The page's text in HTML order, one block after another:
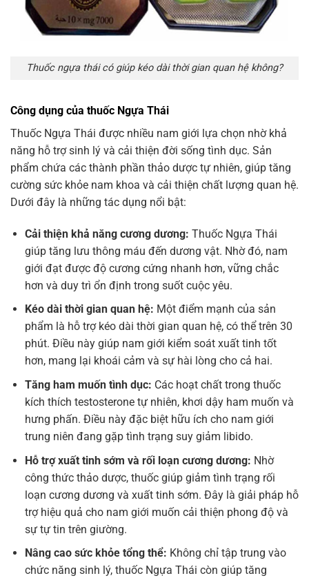
Thuốc ngựa thái có giúp kéo dài thời gian quan hệ không?
Công dụng của thuốc Ngựa Thái
Thuốc Ngựa Thái được nhiều nam giới lựa chọn nhờ khả
năng hỗ trợ sinh lý và cải thiện đời sống tình dục. Sản
phẩm chứa các thành phần thảo dược tự nhiên, giúp tăng
cường sức khỏe nam khoa và cải thiện chất lượng quan hệ.
Dưới đây là những tác dụng nổi bật:
Cải thiện khả năng cương dương: Thuốc Ngựa Thái
giúp tăng lưu thông máu đến dương vật. Nhờ đó, nam
giới đạt được độ cương cứng nhanh hơn, vững chắc
hơn và duy trì ổn định trong suốt cuộc yêu.
Kéo dài thời gian quan hệ: Một điểm mạnh của sản
phẩm là hỗ trợ kéo dài thời gian quan hệ, có thể trên 30
phút. Điều này giúp nam giới kiểm soát xuất tinh tốt
hơn, mang lại khoái cảm và sự hài lòng cho cả hai.
Tăng ham muốn tình dục: Các hoạt chất trong thuốc
kích thích testosterone tự nhiên, khơi dậy ham muốn và
hưng phấn. Điều này đặc biệt hữu ích cho nam giới
trung niên đang gặp tình trạng suy giảm libido.
Hỗ trợ xuất tinh sớm và rối loạn cương dương: Nhờ
công thức thảo dược, thuốc giúp giảm tình trạng rối
loạn cương dương và xuất tinh sớm. Đây là giải pháp hỗ
trợ hiệu quả cho nam giới muốn cải thiện phong độ và
sự tự tin trên giường.
Nâng cao sức khỏe tổng thể: Không chỉ tập trung vào
chức năng sinh lý, thuốc Ngựa Thái còn giúp tăng